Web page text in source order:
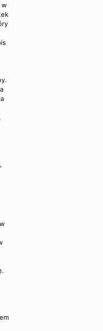
w